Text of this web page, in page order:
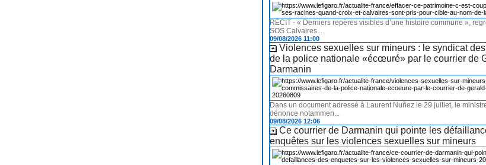
RÉCIT - « Derniers repères visibles d’une histoire commune »,
SOS Calvaires...
09/08/2026 11:00
Violences sexuelles sur mineurs : le syndicat
de la police nationale «écœuré» par le courrier de
Darmanin
Dans un document adressé à Laurent Nuñez le 29 juillet, le
dénonce notammen...
09/08/2026 12:06
Ce courrier de Darmanin qui pointe les
enquêtes sur les violences sexuelles sur mineurs